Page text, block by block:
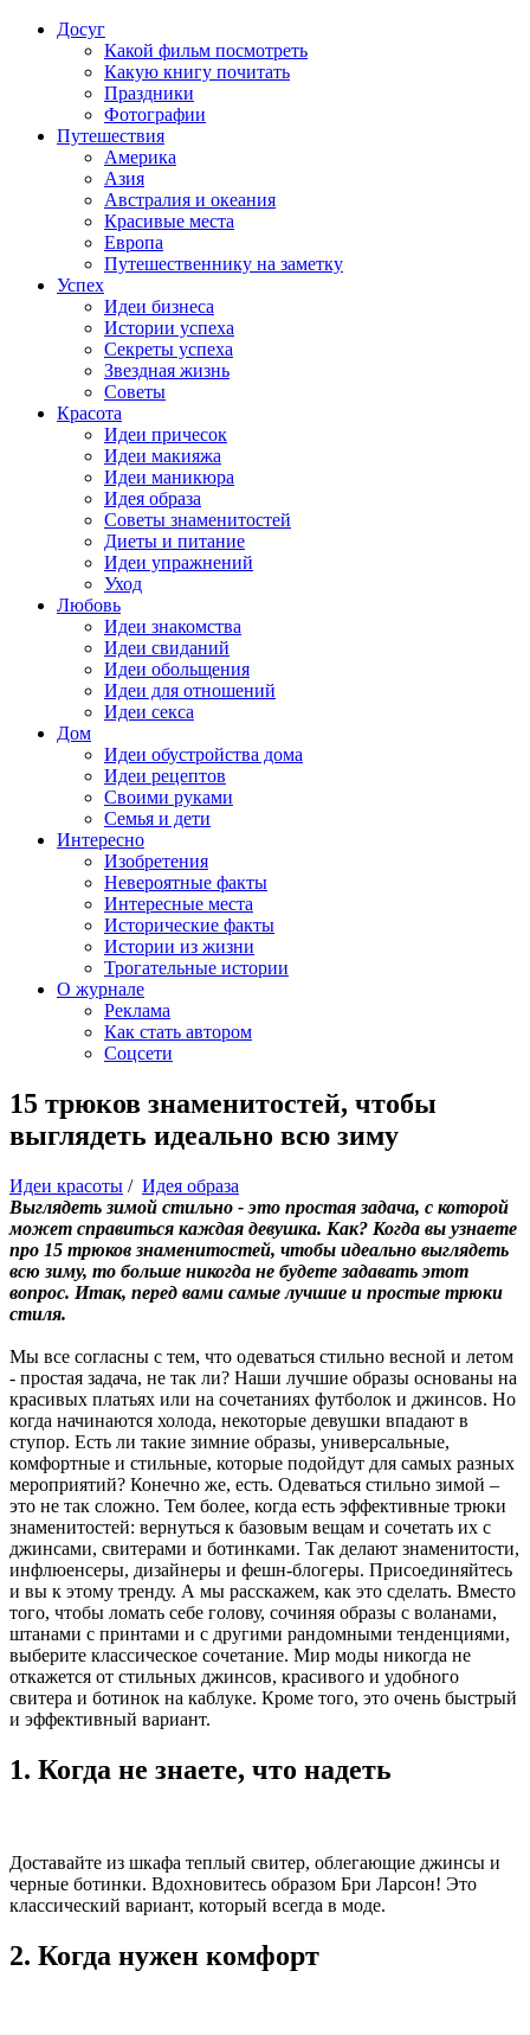
Досуг
Какой фильм посмотреть
Какую книгу почитать
Праздники
Фотографии
Путешествия
Америка
Азия
Австралия и океания
Красивые места
Европа
Путешественнику на заметку
Успех
Идеи бизнеса
Истории успеха
Секреты успеха
Звездная жизнь
Советы
Красота
Идеи причесок
Идеи макияжа
Идеи маникюра
Идея образа
Советы знаменитостей
Диеты и питание
Идеи упражнений
Уход
Любовь
Идеи знакомства
Идеи свиданий
Идеи обольщения
Идеи для отношений
Идеи секса
Дом
Идеи обустройства дома
Идеи рецептов
Своими руками
Семья и дети
Интересно
Изобретения
Невероятные факты
Интересные места
Исторические факты
Истории из жизни
Трогательные истории
О журнале
Реклама
Как стать автором
Соцсети
15 трюков знаменитостей, чтобы
выглядеть идеально всю зиму
Идеи красоты / Идея образа
Выглядеть зимой стильно - это простая задача, с которой
может справиться каждая девушка. Как? Когда вы узнаете
про 15 трюков знаменитостей, чтобы идеально выглядеть
всю зиму, то больше никогда не будете задавать этот
вопрос. Итак, перед вами самые лучшие и простые трюки
стиля.
Мы все согласны с тем, что одеваться стильно весной и летом
- простая задача, не так ли? Наши лучшие образы основаны на
красивых платьях или на сочетаниях футболок и джинсов. Но
когда начинаются холода, некоторые девушки впадают в
ступор. Есть ли такие зимние образы, универсальные,
комфортные и стильные, которые подойдут для самых разных
мероприятий? Конечно же, есть. Одеваться стильно зимой –
это не так сложно. Тем более, когда есть эффективные трюки
знаменитостей: вернуться к базовым вещам и сочетать их с
джинсами, свитерами и ботинками. Так делают знаменитости,
инфлюенсеры, дизайнеры и фешн-блогеры. Присоединяйтесь
и вы к этому тренду. А мы расскажем, как это сделать. Вместо
того, чтобы ломать себе голову, сочиняя образы с воланами,
штанами с принтами и с другими рандомными тенденциями,
выберите классическое сочетание. Мир моды никогда не
откажется от стильных джинсов, красивого и удобного
свитера и ботинок на каблуке. Кроме того, это очень быстрый
и эффективный вариант.
1. Когда не знаете, что надеть
Доставайте из шкафа теплый свитер, облегающие джинсы и
черные ботинки. Вдохновитесь образом Бри Ларсон! Это
классический вариант, который всегда в моде.
2. Когда нужен комфорт